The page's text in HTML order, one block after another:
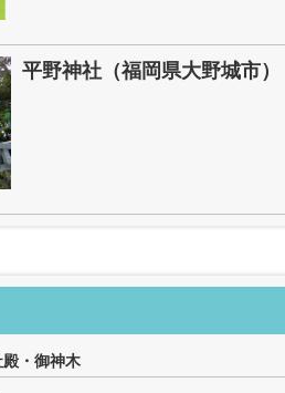
平野神社（福岡県大野城市）
・御神木